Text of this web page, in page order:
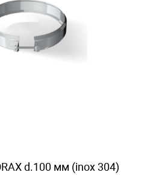
d.100 мм (inox 304)